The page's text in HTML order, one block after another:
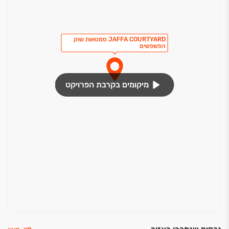
JAFFA COURTYARD סמטאות שוק
הפשפשים
מיקומים בקרבת הפרויקט